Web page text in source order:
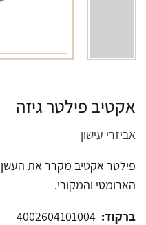
אקטיב פילטר גיזה
אביזרי עישון
פילטר אקטיב מקרר את העשן
הארומטי והמקורי.
ברקוד: